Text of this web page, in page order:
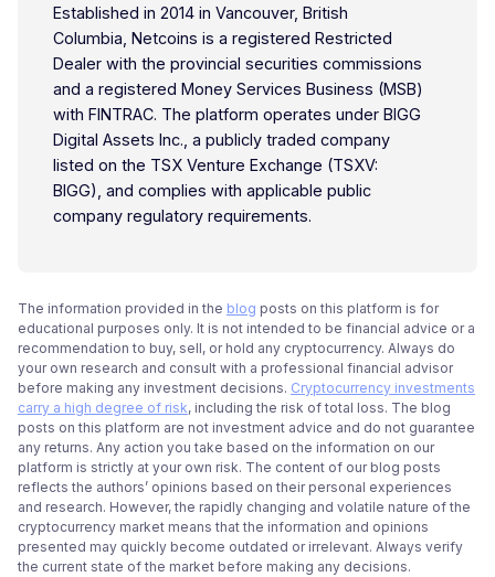
Established in 2014 in Vancouver, British
Columbia, Netcoins is a registered Restricted
Dealer with the provincial securities commissions
and a registered Money Services Business (MSB)
with FINTRAC. The platform operates under BIGG
Digital Assets Inc., a publicly traded company
listed on the TSX Venture Exchange (TSXV:
BIGG), and complies with applicable public
company regulatory requirements.
The information provided in the blog posts on this platform is for
educational purposes only. It is not intended to be financial advice or a
recommendation to buy, sell, or hold any cryptocurrency. Always do
your own research and consult with a professional financial advisor
before making any investment decisions. Cryptocurrency investments
carry a high degree of risk, including the risk of total loss. The blog
posts on this platform are not investment advice and do not guarantee
any returns. Any action you take based on the information on our
platform is strictly at your own risk. The content of our blog posts
reflects the authors’ opinions based on their personal experiences
and research. However, the rapidly changing and volatile nature of the
cryptocurrency market means that the information and opinions
presented may quickly become outdated or irrelevant. Always verify
the current state of the market before making any decisions.